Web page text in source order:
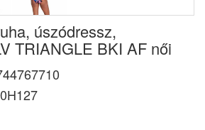
úszódressz,
TRIANGLE BKI AF női